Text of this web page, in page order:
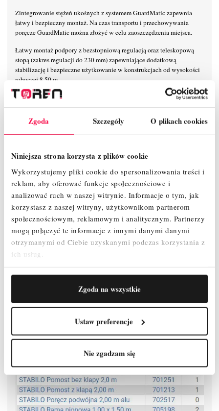
Zgoda Szczegóły O plikach cookies
Niniejsza strona korzysta z plików cookie
Wykorzystujemy pliki cookie do spersonalizowania treści i
reklam, aby oferować funkcje społecznościowe i
analizować ruch w naszej witrynie. Informacje o tym, jak
korzystasz z naszej witryny, użytkownikom partnerom
społecznościowym, reklamowym i analitycznym. Partnerzy
mogą połączyć te informacje z innymi danymi danymi
otrzymanymi od Ciebie uzyskanymi podczas korzystania z
ich usług.
Zgoda na wszystkie
Ustaw preferencje
Nie zgadzam się
Zintegrowanie stężeń ukośnych z systemem GuardMatic zapewnia
łatwy i bezpieczny montaż. Na czas transportu i przechowywania
poręcze GuardMatic można złożyć w celu zaoszczędzenia miejsca.
Łatwy montaż podpory z bezstopniową regulacją oraz teleskopową
stopą (zakres regulacji do 230 mm) zapewniające dodatkową
stabilizację i bezpieczne użytkowanie w konstrukcjach od wysokości
roboczej 8,50 m.
6-punktowe mocowanie poręczy zapewnia maksymalną stabilność na
wysokości.
Unikalny, samoblokujący system połączeń zaciskowych KRAUSE
umożliwia łatwy, szybki i bezpieczny montaż i demontaż.
Nowoczesny i innowacyjny kształt stężeń ukośnych zapewnia
maksymalną przestrzeń użytkową na pomoście.
Maksymalna odległość pomiędzy kolejnymi pomostami wynosi 2 m
zapewniając przy tym szybki i beznarzędziowy montaż.
Zmontowane rusztowanie można łatwo przemieszczać na
stabilizatorach jezdnych.
Rolki jezdne z regulacją wysokości (Ø 200 mm) umożliwiają
użytkowanie na nierównym podłożu (zakres regulacji: 300 - 580 mm).